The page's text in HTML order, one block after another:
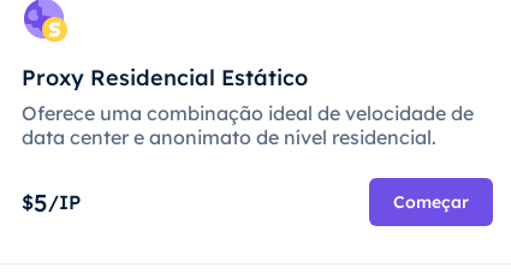
Proxy Residencial Estático
Oferece uma combinação ideal de velocidade de
data center e anonimato de nível residencial.
$5/IP Começar